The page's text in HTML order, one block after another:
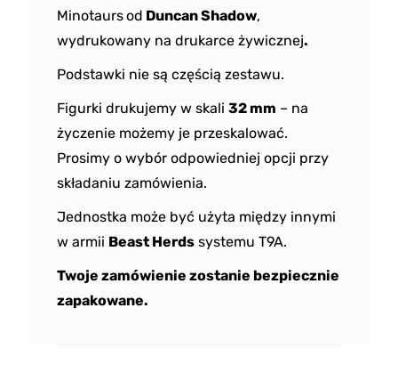
Minotaursod Duncan Shadow,
wydrukowany na drukarce żywicznej.
Podstawki nie są częścią zestawu.
Figurki drukujemy w skali 32 mm – na
życzenie możemy je przeskalować.
Prosimy o wybór odpowiedniej opcji przy
składaniu zamówienia.
Jednostka może być użyta między innymi
w armii Beast Herds systemu T9A.
Twoje zamówienie zostanie bezpiecznie
zapakowane.